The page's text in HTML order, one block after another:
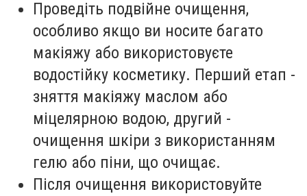
Проведіть подвійне очищення,
особливо якщо ви носите багато
макіяжу або використовуєте
водостійку косметику. Перший етап -
зняття макіяжу маслом або
міцелярною водою, другий -
очищення шкіри з використанням
гелю або піни, що очищає.
Після очищення використовуйте